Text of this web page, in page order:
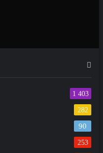
1 403
282
90
253